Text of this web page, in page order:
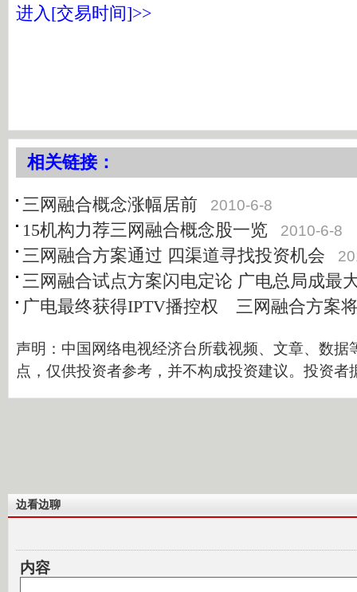
进入[交易时间]>>
相关链接：
三网融合概念涨幅居前 2010-6-8
15机构力荐三网融合概念股一览 2010-6-8
三网融合方案通过 四渠道寻找投资机会
三网融合试点方案闪电定论 广电总局成最
广电最终获得IPTV播控权 三网融合方案
声明：中国网络电视经济台所载视频、文章、数据
点，仅供投资者参考，并不构成投资建议。投资者
边看边聊
内容